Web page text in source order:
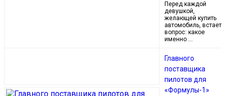
Перед каждой
девушкой,
желающей купить
автомобиль, встает
вопрос: какое
именно …
Главного
поставщика
пилотов для
«Формулы-1»